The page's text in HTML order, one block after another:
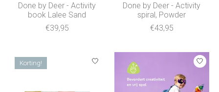
Done by Deer - Activity
book Lalee Sand
€39,95
Done by Deer - Activity
spiral, Powder
€43,95
Korting!